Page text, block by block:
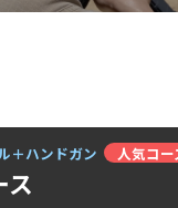
＋ハンドガン 人気コー
ス